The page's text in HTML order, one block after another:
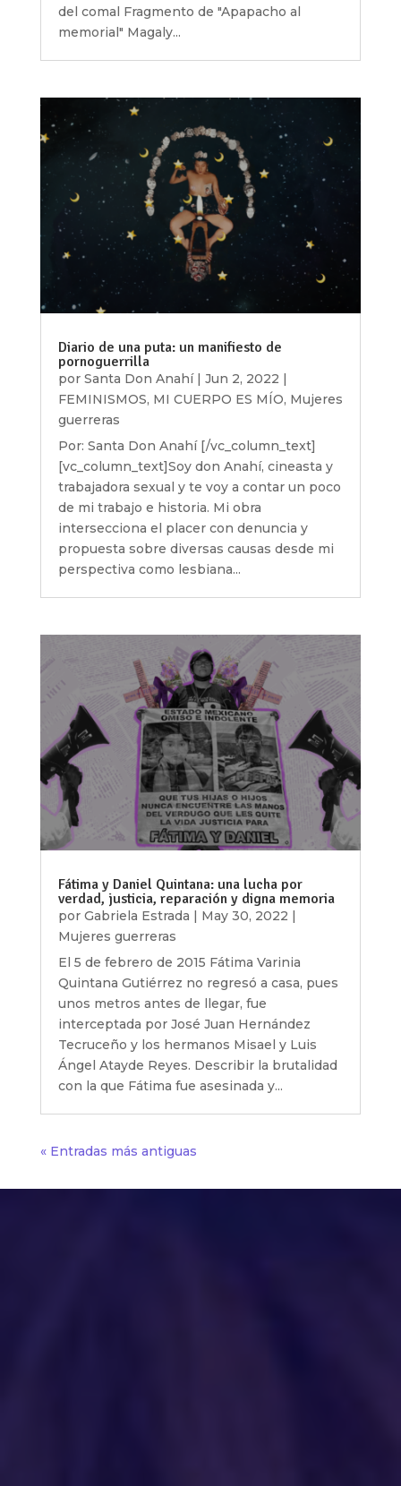
del comal Fragmento de "Apapacho al
memorial" Magaly...
Diario de una puta: un manifiesto de
pornoguerrilla
por Santa Don Anahí| Jun 2, 2022 |
FEMINISMOS, MI CUERPO ES MÍO, Mujeres
guerreras
Por: Santa Don Anahí [/vc_column_text]
[vc_column_text]Soy don Anahí, cineasta y
trabajadora sexual y te voy a contar un poco
de mi trabajo e historia. Mi obra
intersecciona el placer con denuncia y
propuesta sobre diversas causas desde mi
perspectiva como lesbiana...
Fátima y Daniel Quintana: una lucha por
verdad, justicia, reparación y digna memoria
por Gabriela Estrada | May 30, 2022 |
Mujeres guerreras
El 5 de febrero de 2015 Fátima Varinia
Quintana Gutiérrez no regresó a casa, pues
unos metros antes de llegar, fue
interceptada por José Juan Hernández
Tecruceño y los hermanos Misael y Luis
Ángel Atayde Reyes. Describir la brutalidad
con la que Fátima fue asesinada y...
« Entradas más antiguas